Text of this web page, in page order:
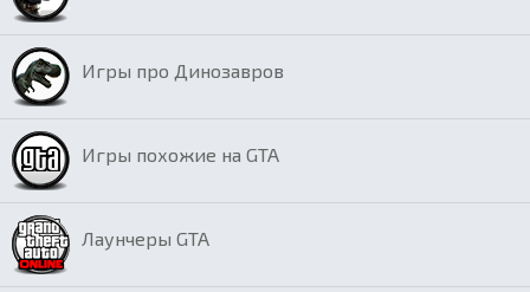
Игры про Динозавров
Игры похожие на GTA
Лаунчеры GTA